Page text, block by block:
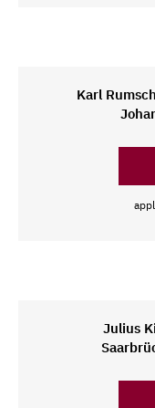
Karl
Julius